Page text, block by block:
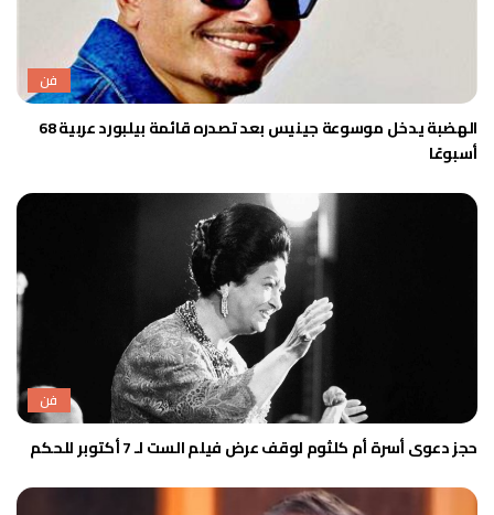
فن
الهضبة يدخل موسوعة جينيس بعد تصدره قائمة بيلبورد عربية 68
أسبوعًا
فن
حجز دعوى أسرة أم كلثوم لوقف عرض فيلم الست لـ 7 أكتوبر للحكم